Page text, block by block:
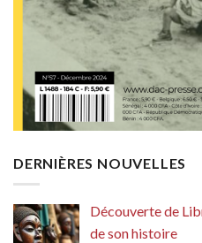
DERNIÈRES NOUVELLES
Découverte de
de son histoire